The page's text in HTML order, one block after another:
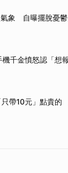
象 自曝擺脫憂
機千金憤怒認「
帶10元」點貴